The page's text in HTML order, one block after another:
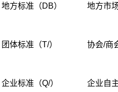
地方标准（DB） 地方市
团体标准（T/） 协会/商
企业标准（Q/） 企业自